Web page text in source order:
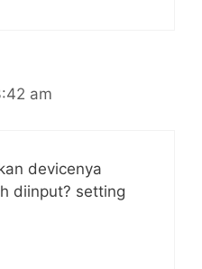
am
devicenya
diinput? setting